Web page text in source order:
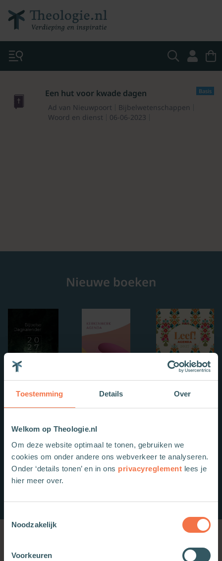
Toestemming Details Over
Welkom op Theologie.nl
Om deze website optimaal te tonen, gebruiken we
cookies om onder andere ons webverkeer te analyseren.
Onder ‘details tonen’ en in ons privacyreglement lees je
hier meer over.
Noodzakelijk
Voorkeuren
Basis
Een hut voor kwade dagen
Ad van Nieuwpoort
Bijbelwetenschappen
Woord en dienst
06-06-2023
Nieuwe boeken